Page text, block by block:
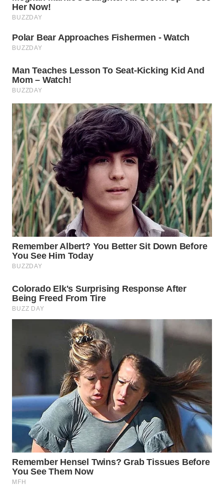
LABUANBAJO
BORNEO
Media
Group
WAHANA
NEWS
WAHANA
TANI
WAHANA
ADVOKAT
WAHANA
INFRASTRUKTUR
WAHANA
KONSUMEN
TRAVEL
WAHANA
TV
WAHANANEWS
ID
WAHANANEWS